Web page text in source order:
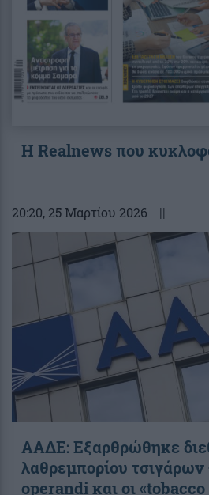
Η Realnews που
20:20, 25 Μαρτίου 2026 ||
ΑΑΔΕ: Εξαρθρώθηκε
λαθρεμπορίου
operandi και οι